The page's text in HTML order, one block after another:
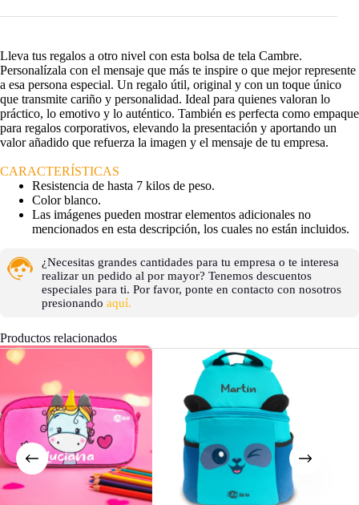
Lleva tus regalos a otro nivel con esta bolsa de tela Cambre.
Personalízala con el mensaje que más te inspire o que mejor represente
a esa persona especial. Un regalo útil, original y con un toque único
que transmite cariño y personalidad. Ideal para quienes valoran lo
práctico, lo emotivo y lo auténtico. También es perfecta como empaque
para regalos corporativos, elevando la presentación y aportando un
valor añadido que refuerza la imagen y el mensaje de tu empresa.
CARACTERÍSTICAS
Resistencia de hasta 7 kilos de peso.
Color blanco.
Las imágenes pueden mostrar elementos adicionales no
mencionados en esta descripción, los cuales no están incluidos.
¿Necesitas grandes cantidades para tu empresa o te interesa
realizar un pedido al por mayor? Tenemos descuentos
especiales para ti. Por favor, ponte en contacto con nosotros
presionando aquí.
Productos relacionados